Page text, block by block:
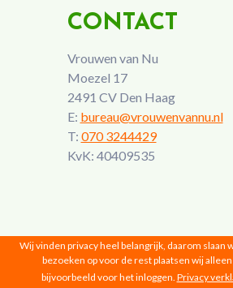
CONTACT
Vrouwen van Nu
Moezel 17
2491 CV Den Haag
E: bureau@vrouwenvannu.nl
T: 070 3244429
KvK: 40409535
Vrouwen van Nu © 2026 |
Wij vinden privacy heel belangrijk, daarom slaan
bezoeken op voor de rest plaatsen wij
bijvoorbeeld voor het inloggen. Privacy